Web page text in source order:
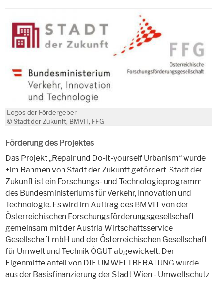
Logos der Fördergeber
© Stadt der Zukunft, BMVIT, FFG
Förderung des Projektes
Das Projekt „Repair und Do-it-yourself Urbanism“ wurde
+im Rahmen von Stadt der Zukunft gefördert. Stadt der
Zukunft ist ein Forschungs- und Technologieprogramm
des Bundesministeriums für Verkehr, Innovation und
Technologie. Es wird im Auftrag des BMVIT von der
Österreichischen Forschungsförderungsgesellschaft
gemeinsam mit der Austria Wirtschaftsservice
Gesellschaft mbH und der Österreichischen Gesellschaft
für Umwelt und Technik ÖGUT abgewickelt. Der
Eigenmittelanteil von DIE UMWELTBERATUNG wurde
aus der Basisfinanzierung der Stadt Wien - Umweltschutz